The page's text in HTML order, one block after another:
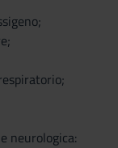
neurologica: